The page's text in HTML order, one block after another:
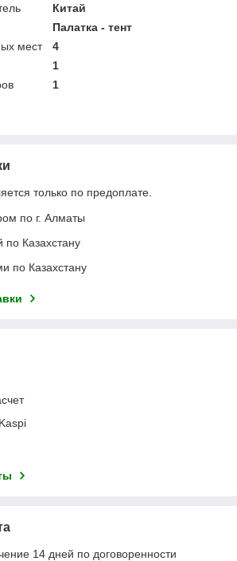
Китай
Палатка - тент
мест
4
1
1
только по предоплате.
по г. Алматы
по Казахстану
по Казахстану
14 дней по договоренности